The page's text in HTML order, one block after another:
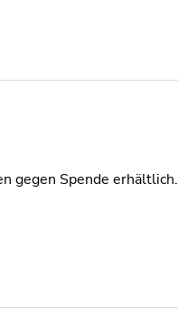
gegen Spende erhältlich.